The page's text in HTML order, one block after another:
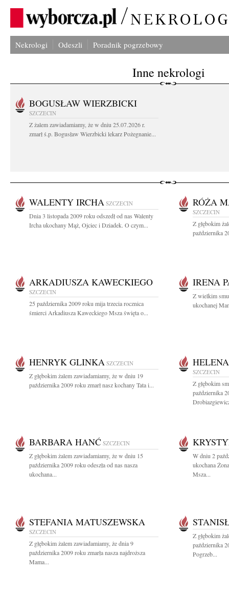
Nekrologi Odeszli Poradnik pogrzebowy
Inne nekrologi
BOGUSŁAW WIERZBICKI
SZCZECIN
Z żalem zawiadamiamy, że w dniu 25.07.2026 r.
zmarł ś.p. Bogusław Wierzbicki lekarz Pożegnanie...
WALENTY IRCHA SZCZECIN
Dnia 3 listopada 2009 roku odszedł od nas Walenty
Ircha ukochany Mąż, Ojciec i Dziadek. O czym...
RÓŻA
SZCZECIN
Z głębokim
października
ARKADIUSZA KAWECKIEGO
SZCZECIN
25 października 2009 roku mija trzecia rocznica
śmierci Arkadiusza Kaweckiego Msza święta o...
IRENA
Z wielkim
ukochanej
HENRYK GLINKA SZCZECIN
Z głębokim żalem zawiadamiamy, że w dniu 19
października 2009 roku zmarł nasz kochany Tata i...
SZCZECIN
Z głębokim
października
BARBARA HANĆ SZCZECIN
Z głębokim żalem zawiadamiamy, że w dniu 15
października 2009 roku odeszła od nas nasza
ukochana...
W dniu 2
ukochana
Msza...
STEFANIA MATUSZEWSKA
SZCZECIN
Z głębokim żalem zawiadamiamy, że dnia 9
października 2009 roku zmarła nasza najdroższa
Mama...
Z głębokim
października
Pogrzeb...